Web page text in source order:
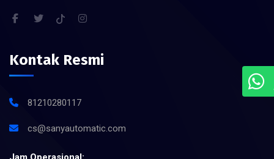
Kontak Resmi
81210280117
cs@sanyautomatic.com